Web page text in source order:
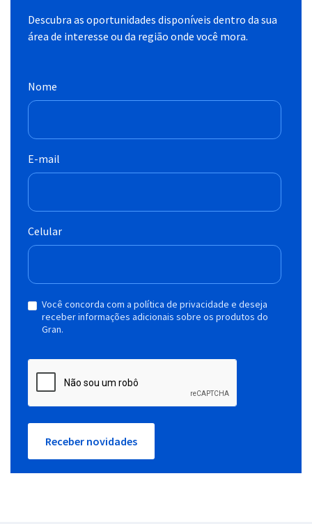
Descubra as oportunidades disponíveis dentro da sua
área de interesse ou da região onde você mora.
Nome
E-mail
Celular
Você concorda com a política de privacidade e deseja
receber informações adicionais sobre os produtos do
Gran.
Receber novidades